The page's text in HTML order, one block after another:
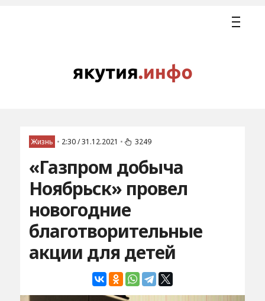
Жизнь • 2:30 / 31.12.2021 • 3249
«Газпром добыча
Ноябрьск» провел
новогодние
благотворительные
акции для детей